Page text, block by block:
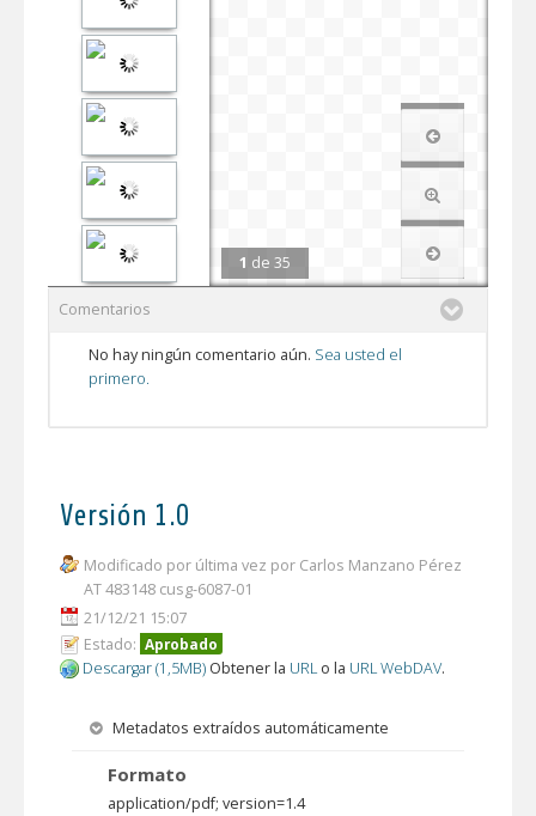
1 de 35
Comentarios
No hay ningún comentario aún. Sea usted el
primero.
Versión 1.0
Modificado por última vez por Carlos Manzano Pérez
AT 483148 cusg-6087-01
21/12/21 15:07
Estado: Aprobado
Descargar (1,5MB) Obtener la URL o la URL WebDAV.
Metadatos extraídos automáticamente
Formato
application/pdf; version=1.4